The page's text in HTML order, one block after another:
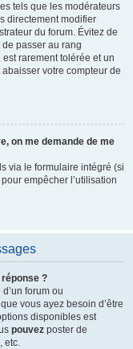
tels que les modérateurs
directement modifier
du forum. Évitez de
passer au rang
rarement tolérée et un
votre compteur de
on me demande de me
via le formulaire intégré (si
empêcher l’utilisation
?
forum ou
vous ayez besoin d’être
disponibles est
pouvez poster de
etc.